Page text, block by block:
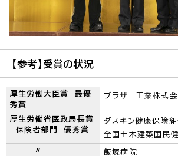
【参考】受賞の状況
厚生労働大臣賞 最優
秀賞
ブラザー工業株式
厚生労働省医政局長賞
保険者部門 優秀賞
ダスキン健康保険組
全国土木建築国民
〃
飯塚病院